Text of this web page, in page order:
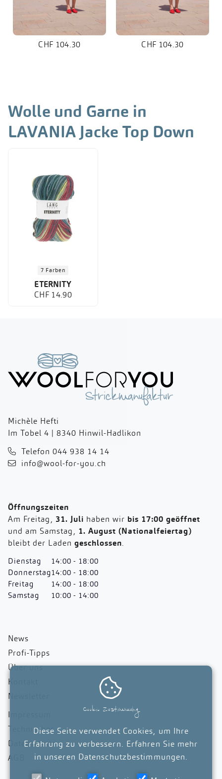
CHF 104.30 CHF 104.30
Wolle und Garne in
LAVANIA Jacke Top Down
7 Farben
ETERNITY
CHF 14.90
Michèle Hefti
Im Tobel 4 | 8340 Hinwil-Hadlikon
Telefon 044 938 14 14
info@wool-for-you.ch
Öffnungszeiten
Am Freitag, 31. Juli haben wir bis 17:00 geöffnet
und am Samstag, 1. August (Nationalfeiertag)
bleibt der Laden geschlossen.
Dienstag
Donnerstag
Freitag
Samstag
14:00 - 18:00
14:00 - 18:00
14:00 - 18:00
10:00 - 14:00
News
Profi-Tipps
Über uns
Kontakt
Newsletter
Impressum
Technisches
Datenschutz
AGB

Cookie Zustimmung
Diese Seite verwendet Cookies, um Ihre
Erfahrung zu verbessern. Erfahren Sie mehr
in unseren Datenschutzbestimmungen.